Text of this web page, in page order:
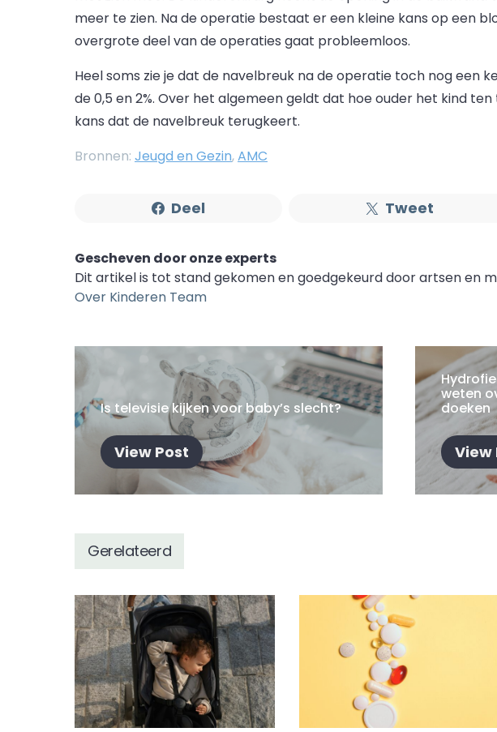
meer te zien. Na de operatie bestaat er een kleine kans op een
overgrote deel van de operaties gaat probleemloos.
Heel soms zie je dat de navelbreuk na de operatie toch nog een
de 0,5 en 2%. Over het algemeen geldt dat hoe ouder het kind
kans dat de navelbreuk terugkeert.
Bronnen: Jeugd en Gezin,AMC
Deel Tweet
Gescheven door onze experts
Dit artikel is tot stand gekomen en goedgekeurd door artsen en
Over Kinderen Team
Is televisie kijken voor baby’s slecht?
View Post
weten
doeken
View
Gerelateerd